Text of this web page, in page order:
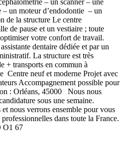
– un moteur d’endodontie – un
de la structure Le centre
de pause et un vestiaire ; toute
votre confort de travail.
dentaire dédiée et par un
La structure est très
+ transports en commun à
Centre neuf et moderne Projet avec
Accompagnement possible pour
: Orléans, 45000 Nous nous
sous une semaine.
nous verrons ensemble pour vous
dans toute la France.
O1 67